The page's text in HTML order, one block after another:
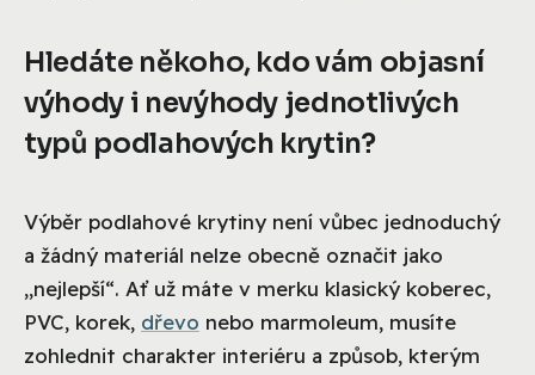
Hledáte někoho, kdo vám objasní
výhody i nevýhody jednotlivých
typů podlahových krytin?
Výběr podlahové krytiny není vůbec jednoduchý
a žádný materiál nelze obecně označit jako
„nejlepší“. Ať už máte v merku klasický koberec,
PVC, korek, dřevo nebo marmoleum, musíte
zohlednit charakter interiéru a způsob, kterým